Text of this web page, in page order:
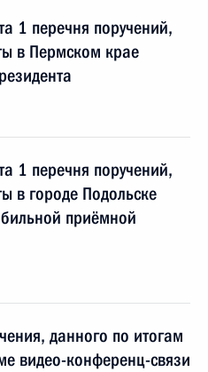
1 перечня поручений,
в Пермском крае
1 перечня поручений,
в городе Подольске
приёмной
данного по итогам
видео-конференц-связи